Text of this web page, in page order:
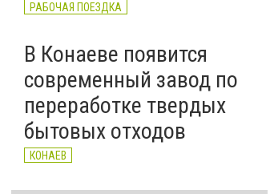
РАБОЧАЯ ПОЕЗДКА
В Конаеве появится
современный завод по
переработке твердых
бытовых отходов
КОНАЕВ